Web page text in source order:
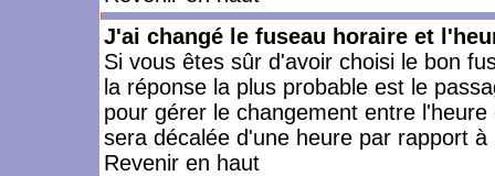
J'ai changé le fuseau horaire et
Si vous êtes sûr d'avoir choisi le bon
la réponse la plus probable est le
pour gérer le changement entre
sera décalée d'une heure par rapport à
Revenir en haut